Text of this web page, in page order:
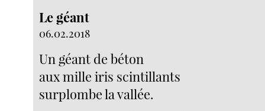
Le géant
06.02.2018
Un géant de béton
aux mille iris scintillants
surplombe la vallée.